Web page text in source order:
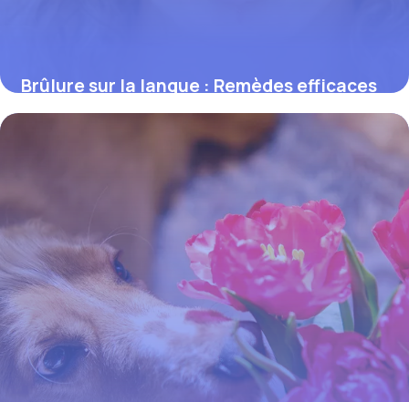
Brûlure sur la langue : Remèdes efficaces
2 juin 2026